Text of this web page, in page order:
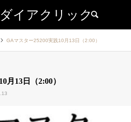
イアクリック
GAマスター25200実践10月13日（2:00）
月13日（2:00）